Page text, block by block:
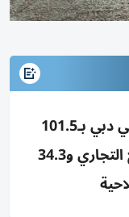
بيع وحدتين سكنيتين فاخرتين في دبي بـ101.5
مليون درهم: 67.2 مليون بالخليج التجاري و34.3